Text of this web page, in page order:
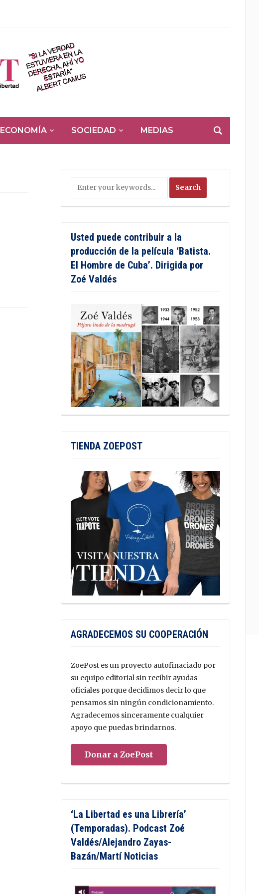
ECONOMÍA SOCIEDAD MEDIAS
Usted puede contribuir a la
producción de la película ‘Batista.
El Hombre de Cuba’. Dirigida por
Zoé Valdés
TIENDA ZOEPOST
AGRADECEMOS SU COOPERACIÓN
ZoePost es un proyecto autofinaciado por
su equipo editorial sin recibir ayudas
oficiales porque decidimos decir lo que
pensamos sin ningún condicionamiento.
Agradecemos sinceramente cualquier
apoyo que puedas brindarnos.
Donar a ZoePost
‘La Libertad es una Librería’
(Temporadas). Podcast Zoé
Valdés/Alejandro Zayas-
Bazán/Martí Noticias